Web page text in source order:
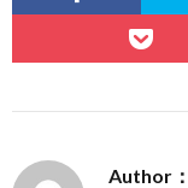
Author